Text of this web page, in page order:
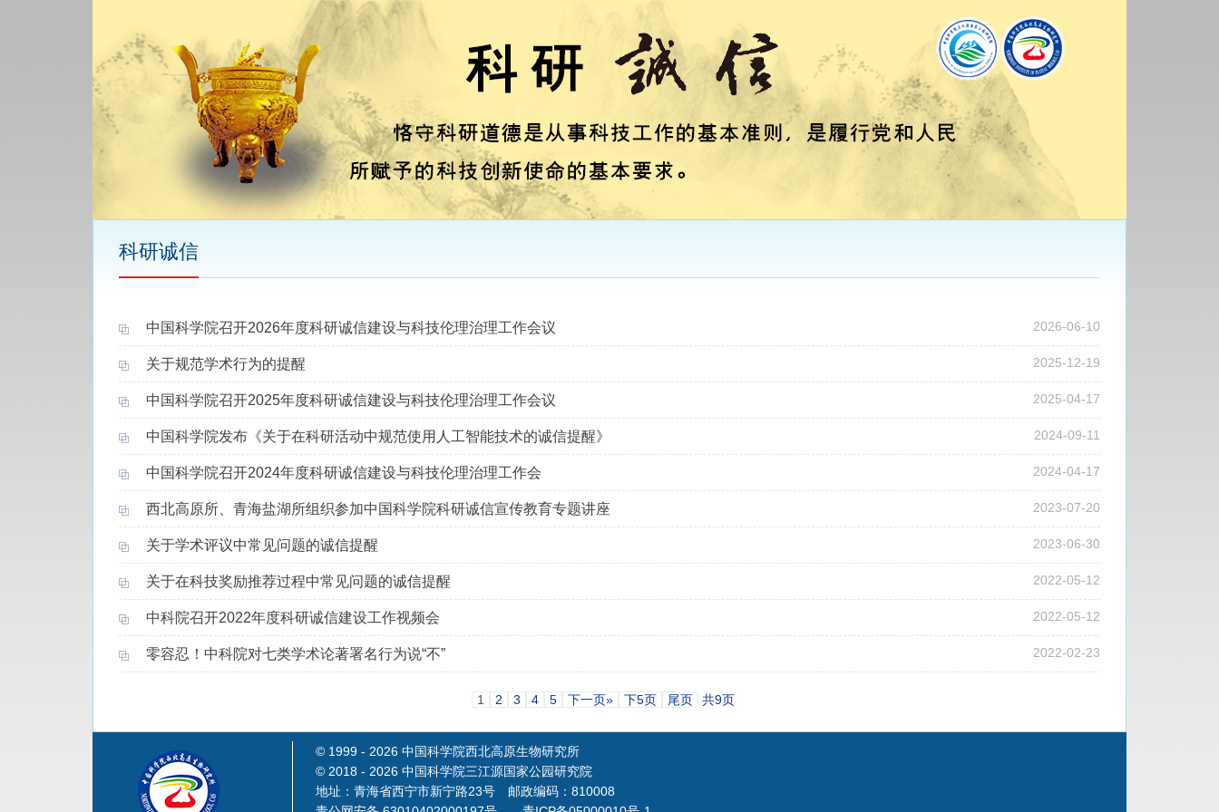
科研诚信
中国科学院召开2026年度科研诚信建设与科技伦理治理工作会议 2026-06-10
关于规范学术行为的提醒 2025-12-19
中国科学院召开2025年度科研诚信建设与科技伦理治理工作会议 2025-04-17
中国科学院发布《关于在科研活动中规范使用人工智能技术的诚信提醒》 2024-09-11
中国科学院召开2024年度科研诚信建设与科技伦理治理工作会 2024-04-17
西北高原所、青海盐湖所组织参加中国科学院科研诚信宣传教育专题讲座 2023-07-20
关于学术评议中常见问题的诚信提醒 2023-06-30
关于在科技奖励推荐过程中常见问题的诚信提醒 2022-05-12
中科院召开2022年度科研诚信建设工作视频会 2022-05-12
零容忍！中科院对七类学术论著署名行为说“不” 2022-02-23
1 2 3 4 5 下一页» 下5页 尾页 共9页
© 1999 - 2026 中国科学院西北高原生物研究所
© 2018 - 2026 中国科学院三江源国家公园研究院
地址：青海省西宁市新宁路23号 邮政编码：810008